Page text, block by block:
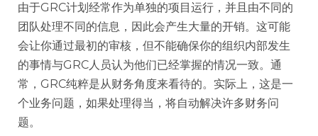
由于GRC计划经常作为单独的项目运行，并且由不同的
团队处理不同的信息，因此会产生大量的开销。这可能
会让你通过最初的审核，但不能确保你的组织内部发生
的事情与GRC人员认为他们已经掌握的情况一致。通
常，GRC纯粹是从财务角度来看待的。实际上，这是一
个业务问题，如果处理得当，将自动解决许多财务问
题。